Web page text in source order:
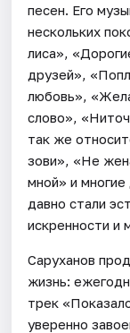
песен. Его
нескольких
лиса»,
друзей»,
любовь»,
слово»,
так же
зови», «Не
мной» и
давно стали
искренности и
Саруханов
жизнь:
трек
уверенно